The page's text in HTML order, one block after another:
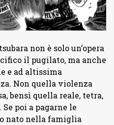
non è solo un’opera
il pugilato, ma anche
e ad altissima
Non quella violenza
bensì quella reale, tetra,
poi a pagarne le
nato nella famiglia